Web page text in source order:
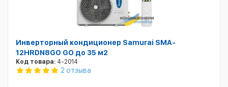
Инверторный кондиционер Samurai SMA-
12HRDN8GO GO до 35 м2
Код товара: 4-2014
2 отзыва